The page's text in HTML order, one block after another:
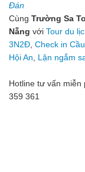
Đán
Cùng Trường Sa
Nẵng với Tour du
3N2Đ, Check in
Hội An, Lặn ngắm
Hotline tư vấn miễn
359 361